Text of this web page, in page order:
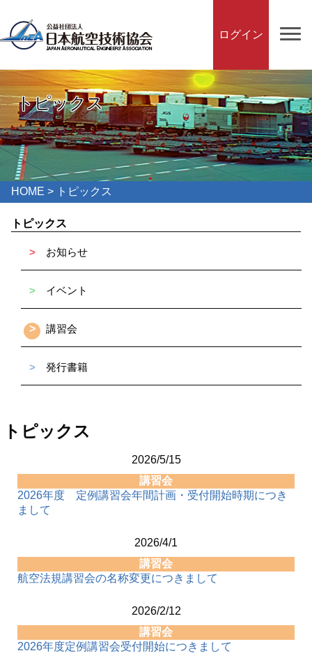
ログイン
トピックス
HOME > トピックス
トピックス
> お知らせ
> イベント
> 講習会
> 発行書籍
トピックス
2026/5/15
講習会
2026年度 定例講習会年間計画・受付開始時期につき
まして
2026/4/1
講習会
航空法規講習会の名称変更につきまして
2026/2/12
講習会
2026年度定例講習会受付開始につきまして